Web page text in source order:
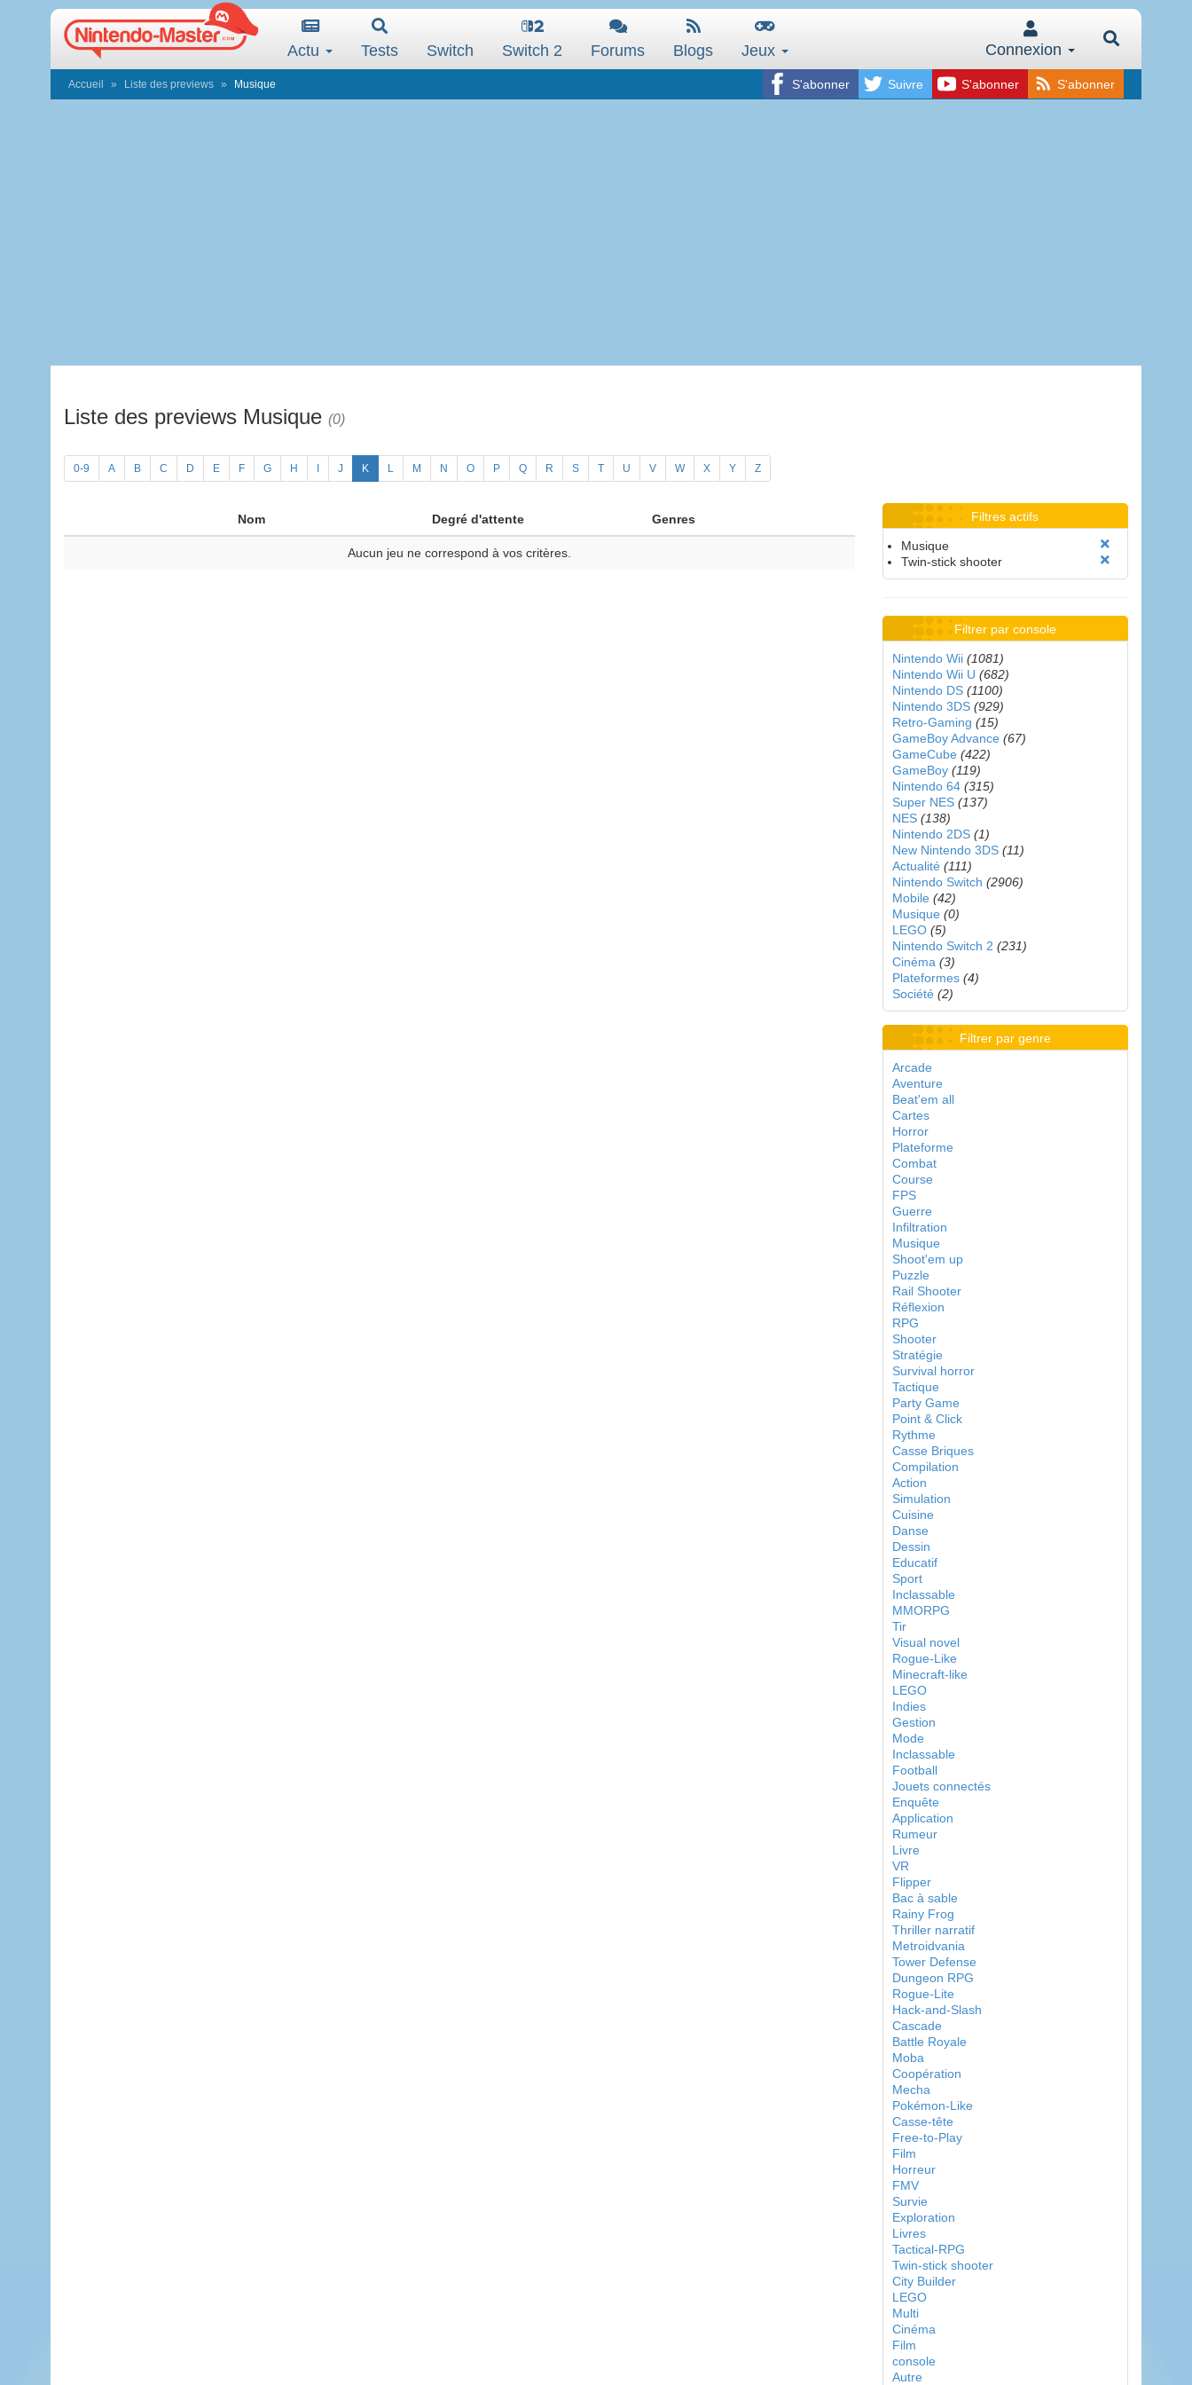
Actu Tests Switch Switch 2 Forums Blogs Jeux Connexion
S'abonner Suivre S'abonner S'abonner
Accueil Liste des previews Musique
Liste des previews Musique (0)
0-9 A B C D E F G H J K L M N O P Q R S T U V W X Y Z
Nom Degré d'attente Genres
Aucun jeu ne correspond à vos critères.
Filtres actifs
Musique
Twin-stick shooter
Filtrer par console
Nintendo Wii (1081)
Nintendo Wii U (682)
Nintendo DS (1100)
Nintendo 3DS (929)
Retro-Gaming (15)
GameBoy Advance (67)
GameCube (422)
GameBoy (119)
Nintendo 64 (315)
Super NES (137)
NES (138)
Nintendo 2DS (1)
New Nintendo 3DS (11)
Actualité (111)
Nintendo Switch (2906)
Mobile (42)
Musique (0)
LEGO (5)
Nintendo Switch 2 (231)
Cinéma (3)
Plateformes (4)
Société (2)
Filtrer par genre
Arcade
Aventure
Beat'em all
Cartes
Horror
Plateforme
Combat
Course
FPS
Guerre
Infiltration
Musique
Shoot'em up
Puzzle
Rail Shooter
Réflexion
RPG
Shooter
Stratégie
Survival horror
Tactique
Party Game
Point & Click
Rythme
Casse Briques
Compilation
Action
Simulation
Cuisine
Danse
Dessin
Educatif
Sport
Inclassable
MMORPG
Tir
Visual novel
Rogue-Like
Minecraft-like
LEGO
Indies
Gestion
Mode
Inclassable
Football
Jouets connectés
Enquête
Application
Rumeur
Livre
VR
Flipper
Bac à sable
Rainy Frog
Thriller narratif
Metroidvania
Tower Defense
Dungeon RPG
Rogue-Lite
Hack-and-Slash
Cascade
Battle Royale
Moba
Coopération
Mecha
Pokémon-Like
Casse-tête
Free-to-Play
Film
Horreur
FMV
Survie
Exploration
Livres
Tactical-RPG
Twin-stick shooter
City Builder
LEGO
Multi
Cinéma
Film
console
Autre